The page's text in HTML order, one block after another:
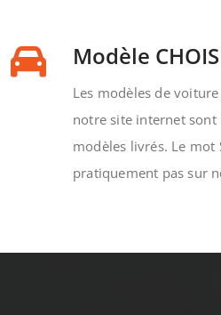
Modèle
Les modèles de
notre site internet sont
modèles livrés. Le mot
pratiquement pas sur